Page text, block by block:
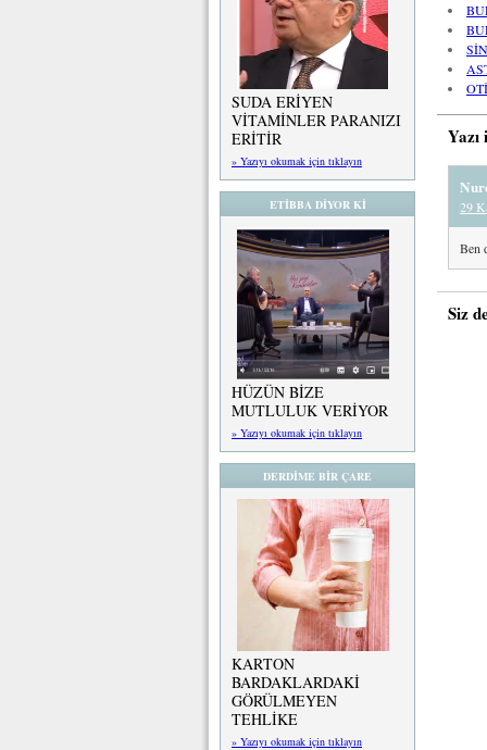
SUDA ERİYEN
VİTAMİNLER PARANIZI
ERİTİR
» Yazıyı okumak için tıklayın
ETİBBA DİYOR Kİ
HÜZÜN BİZE
MUTLULUK VERİYOR
» Yazıyı okumak için tıklayın
DERDİME BİR ÇARE
KARTON
BARDAKLARDAKİ
GÖRÜLMEYEN
TEHLİKE
» Yazıyı okumak için tıklayın
29
Ben
Siz